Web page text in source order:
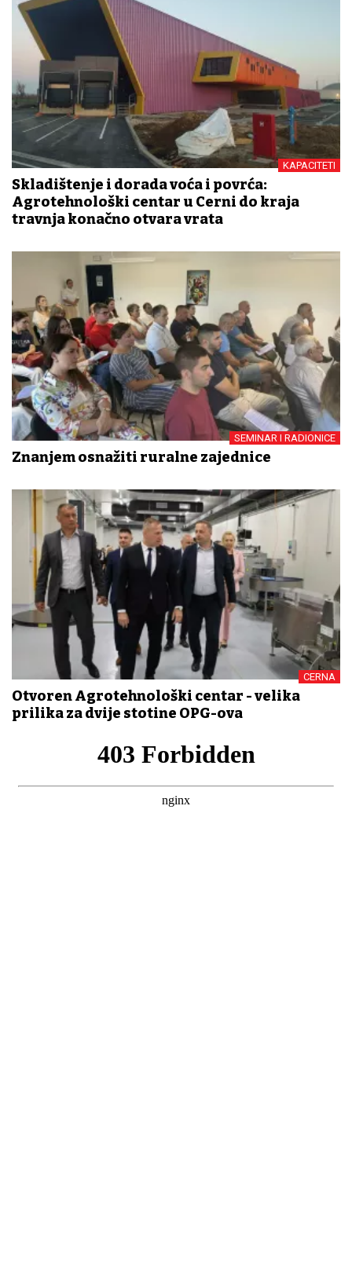
KAPACITETI
Skladištenje i dorada voća i povrća:
Agrotehnološki centar u Cerni do kraja
travnja konačno otvara vrata
SEMINAR I RADIONICE
Znanjem osnažiti ruralne zajednice
CERNA
Otvoren Agrotehnološki centar - velika
prilika za dvije stotine OPG-ova